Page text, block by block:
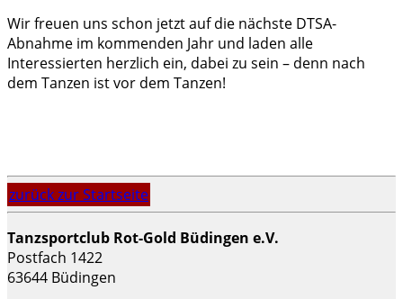
Wir freuen uns schon jetzt auf die nächste DTSA-
Abnahme im kommenden Jahr und laden alle
Interessierten herzlich ein, dabei zu sein – denn nach
dem Tanzen ist vor dem Tanzen!
zurück zur Startseite
Tanzsportclub Rot-Gold Büdingen e.V.
Postfach 1422
63644 Büdingen